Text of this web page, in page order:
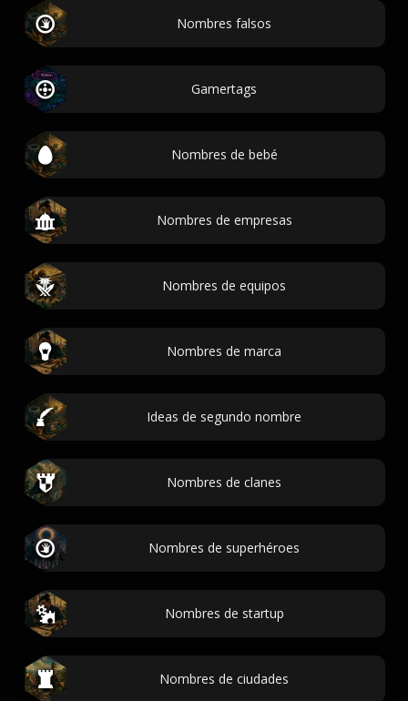
Nombres falsos
Gamertags
Nombres de bebé
Nombres de empresas
Nombres de equipos
Nombres de marca
Ideas de segundo nombre
Nombres de clanes
Nombres de superhéroes
Nombres de startup
Nombres de ciudades